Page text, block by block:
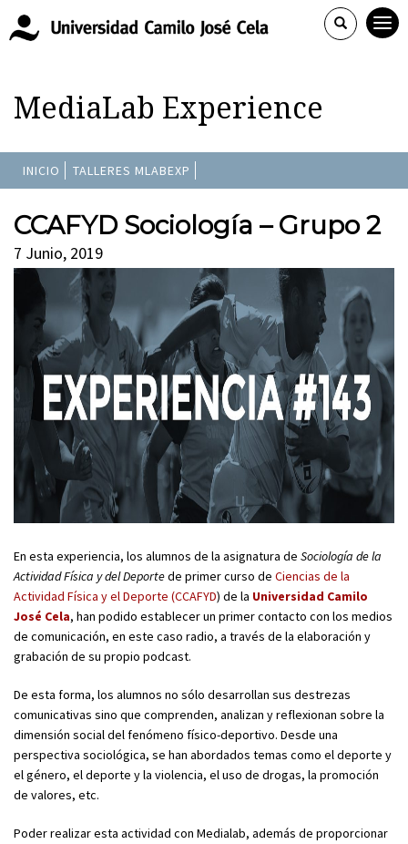
MediaLab Experience
INICIO TALLERES MLABEXP
CCAFYD Sociología – Grupo 2
7 Junio, 2019
En esta experiencia, los alumnos de la asignatura de Sociología de la
Actividad Física y del Deportede primer curso de Ciencias de la
Actividad Física y el Deporte (CCAFYD) de la Universidad Camilo
José Cela, han podido establecer un primer contacto con los medios
de comunicación, en este caso radio, a través de la elaboración y
grabación de su propio podcast.
De esta forma, los alumnos no sólo desarrollan sus destrezas
comunicativas sino que comprenden, analizan y reflexionan sobre la
dimensión social del fenómeno físico-deportivo. Desde una
perspectiva sociológica, se han abordados temas como el deporte y
el género, el deporte y la violencia, el uso de drogas, la promoción
de valores, etc.
Poder realizar esta actividad con Medialab, además de proporcionar